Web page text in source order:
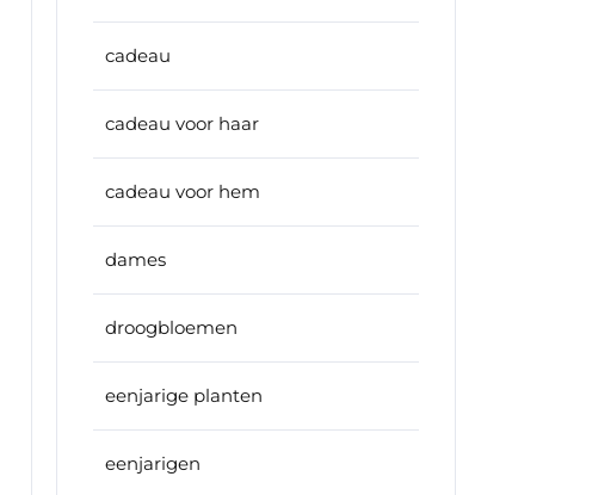
cadeau
cadeau voor haar
cadeau voor hem
dames
droogbloemen
eenjarige planten
eenjarigen